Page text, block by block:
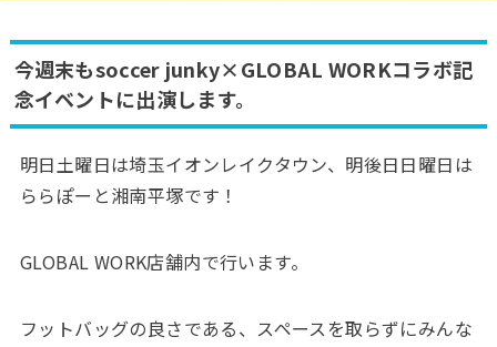
今週末もsoccer junky×GLOBAL WORKコラボ記
念イベントに出演します。
明日土曜日は埼玉イオンレイクタウン、明後日日曜日は
ららぽーと湘南平塚です！
GLOBAL WORK店舗内で行います。
フットバッグの良さである、スペースを取らずにみんな